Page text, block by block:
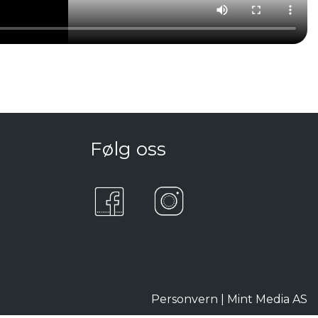
Følg oss
Personvern Mint Media AS